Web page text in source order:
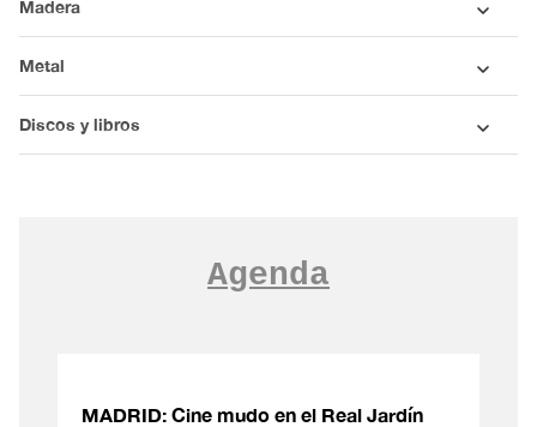
Madera
Metal
Discos y libros
Agenda
MADRID: Cine mudo en el Real Jardín